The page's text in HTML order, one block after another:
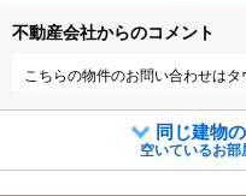
不動産会社からのコメント
こちらの物件のお問い合わせは
同じ建物
空いているお部